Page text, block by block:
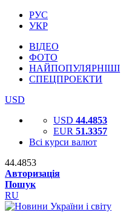
РУС
УКР
ВІДЕО
ФОТО
НАЙПОПУЛЯРНІШІ
СПЕЦПРОЕКТИ
USD
USD 44.4853
EUR 51.3357
Всі курси валют
44.4853
Авторизація
Пошук
RU